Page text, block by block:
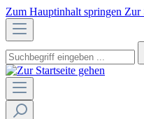
Zum Hauptinhalt springen Zur